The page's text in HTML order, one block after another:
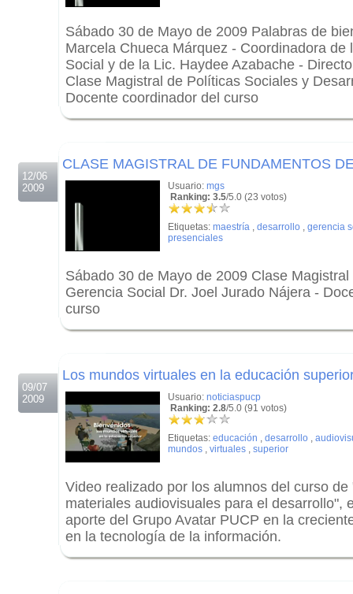
Sábado 30 de Mayo de 2009 Palabras de
Marcela Chueca Márquez - Coordinadora de
Social y de la Lic. Haydee Azabache -
Clase Magistral de Políticas Sociales y
Docente coordinador del curso
12/06
2009
CLASE MAGISTRAL DE FUNDAMENTOS
Usuario: mgs
Ranking: 3.5/5.0 (23 votos)
Etiquetas: maestría , desarrollo , gerencia
presenciales
Sábado 30 de Mayo de 2009 Clase
Gerencia Social Dr. Joel Jurado Nájera -
curso
09/07
2009
Los mundos virtuales en la educación
Usuario: noticiaspucp
Ranking: 2.8/5.0 (91 votos)
Etiquetas: educación , desarrollo ,
mundos , virtuales , superior
Video realizado por los alumnos del curso de
materiales audiovisuales para el desarrollo",
aporte del Grupo Avatar PUCP en la
en la tecnología de la información.